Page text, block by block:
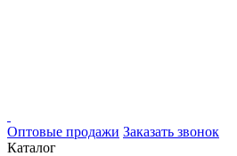
Оптовые продажи Заказать звонок
Каталог